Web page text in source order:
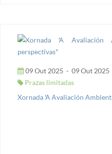
09 Out 2025 - 09 Out 2025
Prazas limitadas
Xornada 'A Avaliación